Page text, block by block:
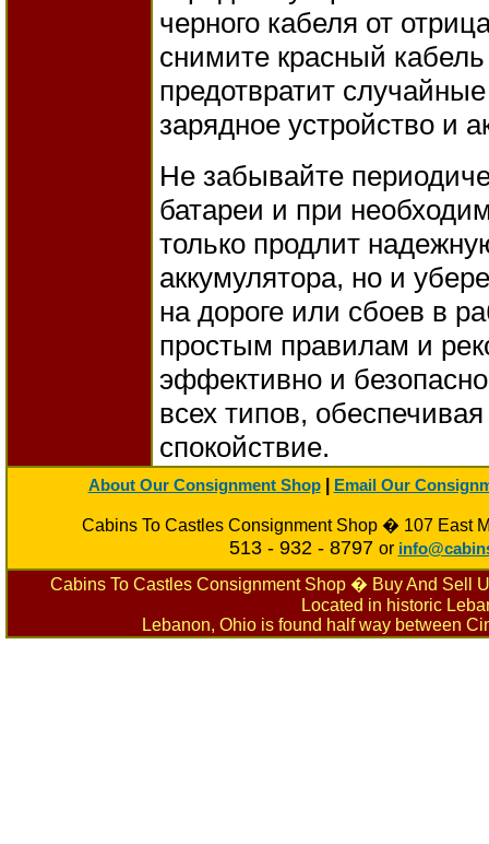
черного кабеля от
снимите красный
предотвратит
зарядное устройство и
Не забывайте
батареи и при
только продлит
аккумулятора, но и
на дороге или сбоев в
простым правилам и
эффективно и
всех типов,
спокойствие.
About Our Consignment Shop| Email Our
Cabins To Castles Consignment Shop � 107 East
513 - 932 - 8797 or
Cabins To Castles Consignment Shop � Buy And Sell
Located in historic
Lebanon, Ohio is found half way between